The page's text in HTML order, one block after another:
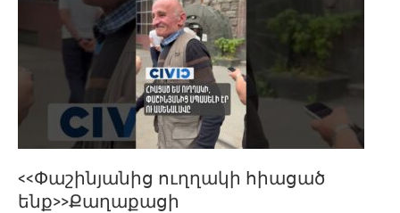
<<Փաշինյանից ուղղակի հիացած
ենք>>Քաղաքացի